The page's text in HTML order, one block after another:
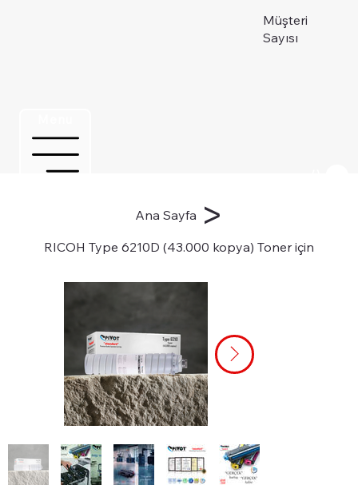
Müşteri
Sayısı
Ana Sayfa >
RICOH Type 6210D (43.000 kopya) Toner için